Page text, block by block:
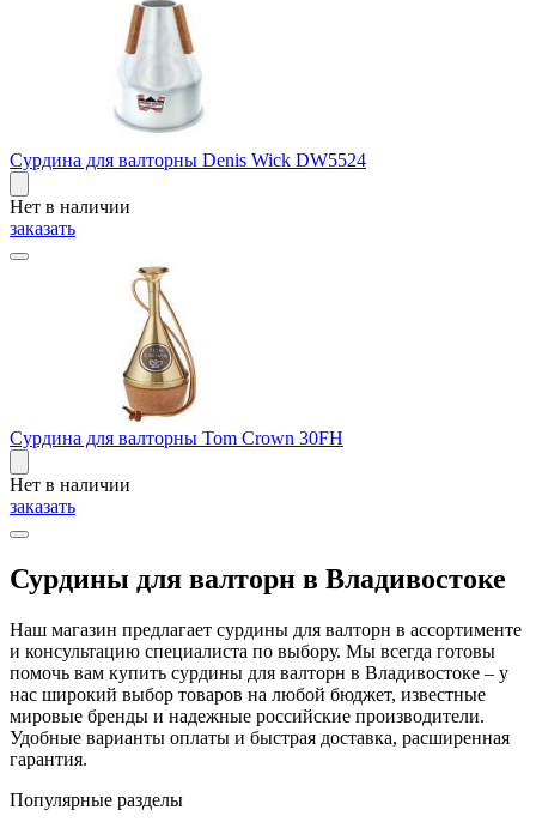
Сурдина для валторны Denis Wick DW5524
Нет в наличии
заказать
Сурдина для валторны Tom Crown 30FH
Нет в наличии
заказать
Сурдины для валторн в Владивостоке
Наш магазин предлагает сурдины для валторн в ассортименте
и консультацию специалиста по выбору. Мы всегда готовы
помочь вам купить сурдины для валторн в Владивостоке – у
нас широкий выбор товаров на любой бюджет, известные
мировые бренды и надежные российские производители.
Удобные варианты оплаты и быстрая доставка, расширенная
гарантия.
Популярные разделы